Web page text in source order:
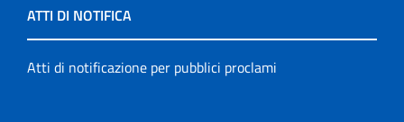
ATTI DI NOTIFICA
Atti di notificazione per pubblici proclami